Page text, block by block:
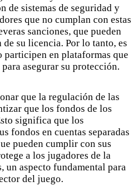
de sistemas de seguridad y
que no cumplan con estas
sanciones, que pueden
su licencia. Por lo tanto, es
en plataformas que
asegurar su protección.
que la regulación de las
que los fondos de los
significa que los
fondos en cuentas separadas
pueden cumplir con sus
a los jugadores de la
un aspecto fundamental para
del juego.